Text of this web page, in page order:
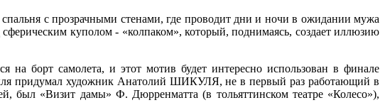
с прозрачными стенами, где проводит дни и ночи в ожидании мужа
куполом - «колпаком», который, поднимаясь, создает иллюзию
борт самолета, и этот мотив будет интересно использован в финале
придумал художник Анатолий ШИКУЛЯ, не в первый раз работающий в
был «Визит дамы» Ф. Дюрренматта (в тольяттинском театре «Колесо»),